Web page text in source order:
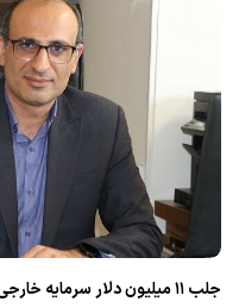
جلب ۱۱ میلیون دلار سرمایه خارجی در خراسان‌ شمالی